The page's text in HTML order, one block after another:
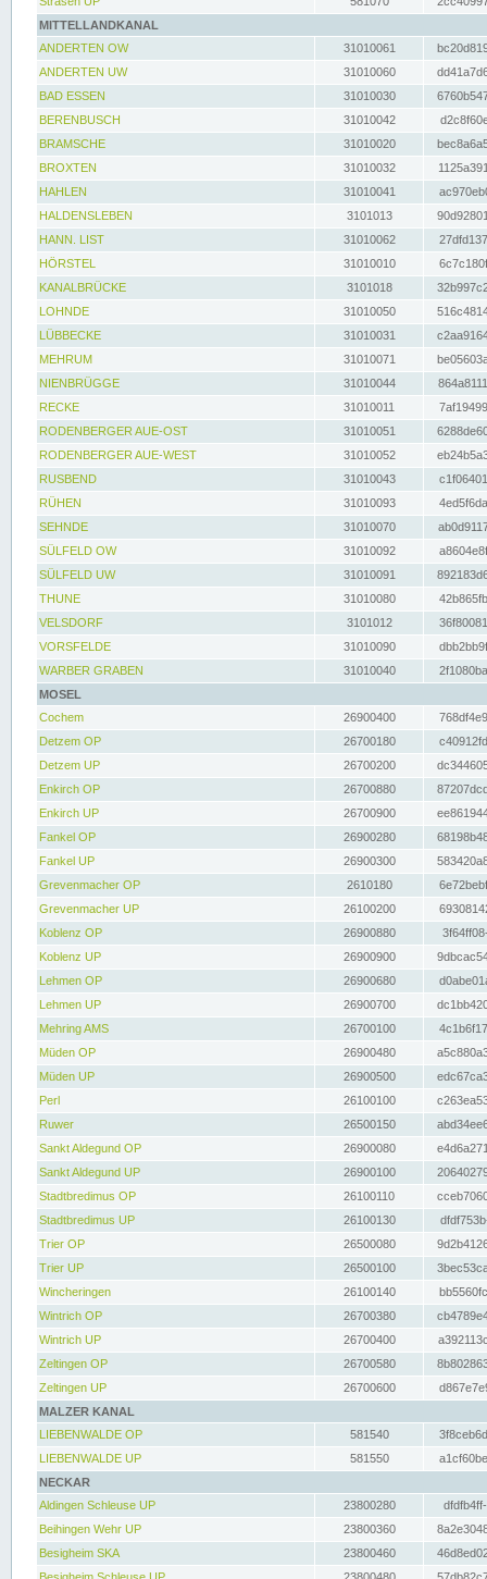
MITTELLANDKANAL
ANDERTEN OW
31010061
ANDERTEN UW
31010060
BAD ESSEN
31010030
BERENBUSCH
31010042
BRAMSCHE
31010020
BROXTEN
31010032
HAHLEN
31010041
HALDENSLEBEN
3101013
HANN. LIST
31010062
HÖRSTEL
31010010
KANALBRÜCKE
3101018
LOHNDE
31010050
LÜBBECKE
31010031
MEHRUM
31010071
NIENBRÜGGE
31010044
RECKE
31010011
RODENBERGER AUE-OST
31010051
RODENBERGER AUE-WEST
31010052
RUSBEND
31010043
RÜHEN
31010093
SEHNDE
31010070
SÜLFELD OW
31010092
SÜLFELD UW
31010091
THUNE
31010080
VELSDORF
3101012
VORSFELDE
31010090
WARBER GRABEN
31010040
MOSEL
Cochem
26900400
Detzem OP
26700180
Detzem UP
26700200
Enkirch OP
26700880
Enkirch UP
26700900
Fankel OP
26900280
Fankel UP
26900300
Grevenmacher OP
2610180
Grevenmacher UP
26100200
Koblenz OP
26900880
Koblenz UP
26900900
Lehmen OP
26900680
Lehmen UP
26900700
Mehring AMS
26700100
Müden OP
26900480
Müden UP
26900500
Perl
26100100
Ruwer
26500150
Sankt Aldegund OP
26900080
Sankt Aldegund UP
26900100
Stadtbredimus OP
26100110
Stadtbredimus UP
26100130
Trier OP
26500080
Trier UP
26500100
Wincheringen
26100140
Wintrich OP
26700380
Wintrich UP
26700400
Zeltingen OP
26700580
Zeltingen UP
26700600
MALZER KANAL
LIEBENWALDE OP
581540
LIEBENWALDE UP
581550
NECKAR
Aldingen Schleuse UP
23800280
Beihingen Wehr UP
23800360
Besigheim SKA
23800460